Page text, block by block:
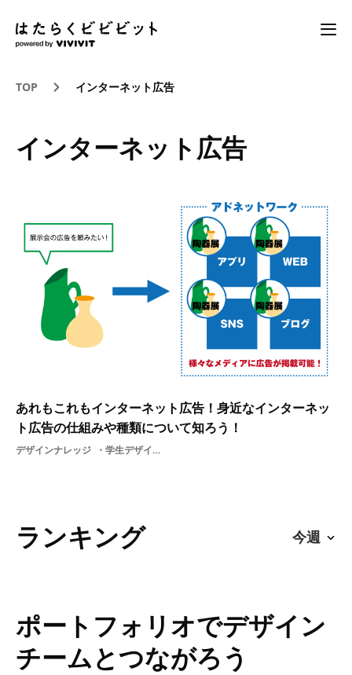
TOP インターネット広告
インターネット広告
あれもこれもインターネット広告！身近なインターネッ
ト広告の仕組みや種類について知ろう！
デザインナレッジ 学生デザイン就活WEBインターネット広告広告業界
ランキング
ポートフォリオでデザイン
チームとつながろう